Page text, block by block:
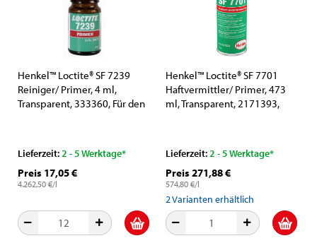
Henkel™ Loctite® SF 7239
Reiniger/ Primer, 4 ml,
Transparent, 333360, Für den
Lieferzeit:2 - 5 Werktage*
Preis 17,05 €
4.262,50 €/l
Henkel™ Loctite® SF 7701
Haftvermittler/ Primer, 473
ml, Transparent, 2171393,
Lieferzeit:2 - 5 Werktage*
Preis 271,88 €
574,80 €/l
2Varianten erhältlich